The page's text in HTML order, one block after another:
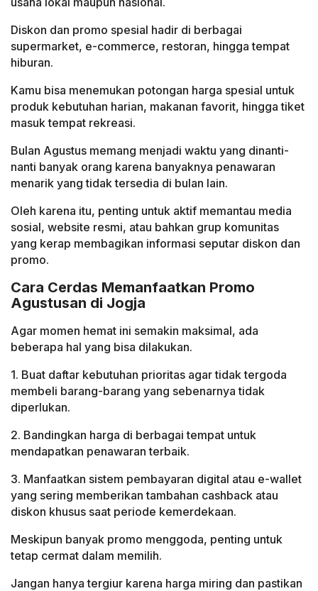
Diskon dan promo spesial hadir di berbagai
supermarket, e-commerce, restoran, hingga tempat
hiburan.
Kamu bisa menemukan potongan harga spesial untuk
produk kebutuhan harian, makanan favorit, hingga tiket
masuk tempat rekreasi.
Bulan Agustus memang menjadi waktu yang dinanti-
nanti banyak orang karena banyaknya penawaran
menarik yang tidak tersedia di bulan lain.
Oleh karena itu, penting untuk aktif memantau media
sosial, website resmi, atau bahkan grup komunitas
yang kerap membagikan informasi seputar diskon dan
promo.
Cara Cerdas Memanfaatkan Promo
Agustusan di Jogja
Agar momen hemat ini semakin maksimal, ada
beberapa hal yang bisa dilakukan.
1. Buat daftar kebutuhan prioritas agar tidak tergoda
membeli barang-barang yang sebenarnya tidak
diperlukan.
2. Bandingkan harga di berbagai tempat untuk
mendapatkan penawaran terbaik.
3. Manfaatkan sistem pembayaran digital atau e-wallet
yang sering memberikan tambahan cashback atau
diskon khusus saat periode kemerdekaan.
Meskipun banyak promo menggoda, penting untuk
tetap cermat dalam memilih.
Jangan hanya tergiur karena harga miring dan pastikan